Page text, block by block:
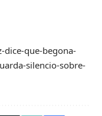
que-begona-
silencio-sobre-